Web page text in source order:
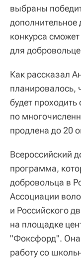
выбраны
конкурса
для
Как рассказал
планировалось,
будет
по
продлена до 20
Всероссийский
программа,
добровольца в
Ассоциации
и Российского
на площадке
"Фоксфорд". Она
работу со